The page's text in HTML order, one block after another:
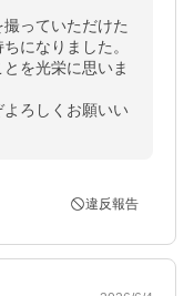
っていただけた
になりました。
を光栄に思いま
よろしくお願いい
違反報告